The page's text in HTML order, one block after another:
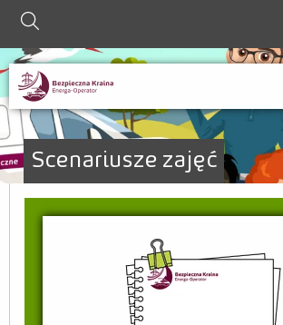
szukaj
O nas
Strefa informacji
Nauczyciel
Rodzic
Współpraca ze
Scenariusze zajęć